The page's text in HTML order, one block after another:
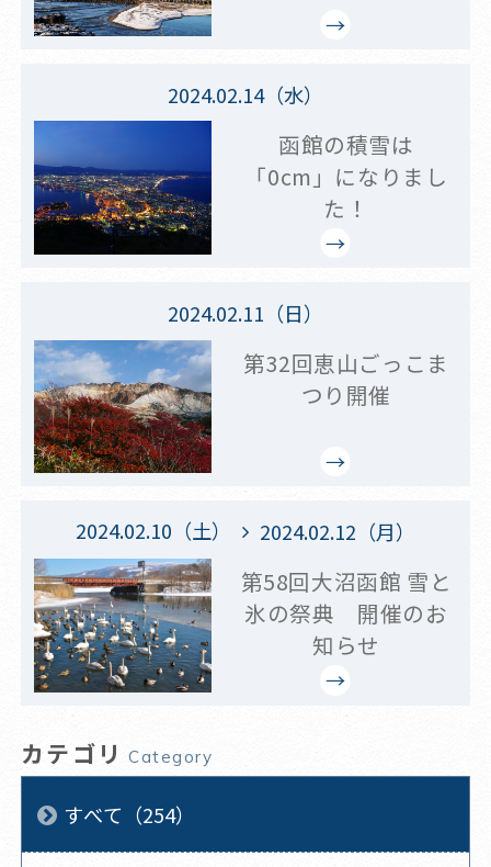
2024.02.14（水）
函館の積雪は
「0cm」になりまし
た！
2024.02.11（日）
第32回恵山ごっこま
つり開催
2024.02.10（土） 2024.02.12（月）
第58回大沼函館 雪と
氷の祭典 開催のお
知らせ
カテゴリ Category
すべて（254）